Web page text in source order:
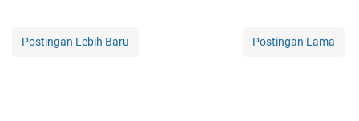
Postingan Lebih Baru Postingan Lama